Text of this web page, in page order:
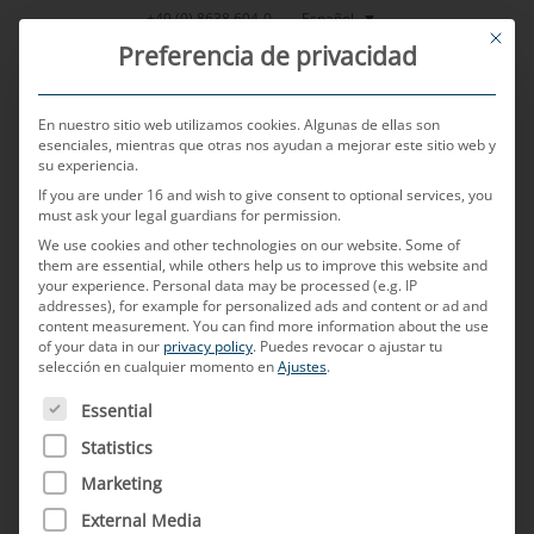
Saltar
+49 (0) 8638 604-0 Español
POSTED ON28 DE SEPTIEMBRE DE 2023 BYKARL-HEINZ LODE -
MAXIMILIAN MUCK
Asistencia técnica de los
proveedores: del desarrollo
de la red de a bordo a la
fabricación en serie
This
Preferencia de privacidad
En nuestro sitio web utilizamos cookies. Algunas de ellas son
esenciales, mientras que otras nos ayudan a mejorar este sitio web y
su experiencia.
If you are under 16 and wish to give consent to optional services, you
must ask your legal guardians for permission.
We use cookies and other technologies on our website. Some of
them are essential, while others help us to improve this website and
your experience. Personal data may be processed (e.g. IP
addresses), for example for personalized ads and content or ad and
content measurement.You can find more information about the use
of your data in our privacy policy. Puedes revocar o ajustar tu
selección en cualquier momento enAjustes.
A CONTINUACIÓN FIGURA UNA LISTA DE LOS GRUPOS
Essential
Statistics
Marketing
External Media